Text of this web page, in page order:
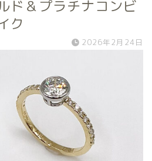
ド＆プラチナコンビ
ク
2026年2月24日